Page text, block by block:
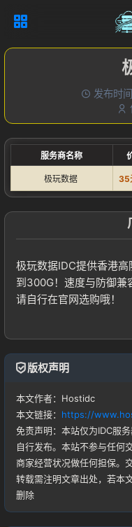
发布时
服务商名称
极玩数据 35
极玩数据IDC提供香港
到300G！速度与防御兼
请自行在官网选购哦！
版权声明
本文作者：Hostidc
本文链接： https://
免责声明：本站仅为IDC服
自行发布。本站不参与任何
商家经营状况做任何担保。
转载需注明文章出处，若本
删除
登录
没有账号？立即注册